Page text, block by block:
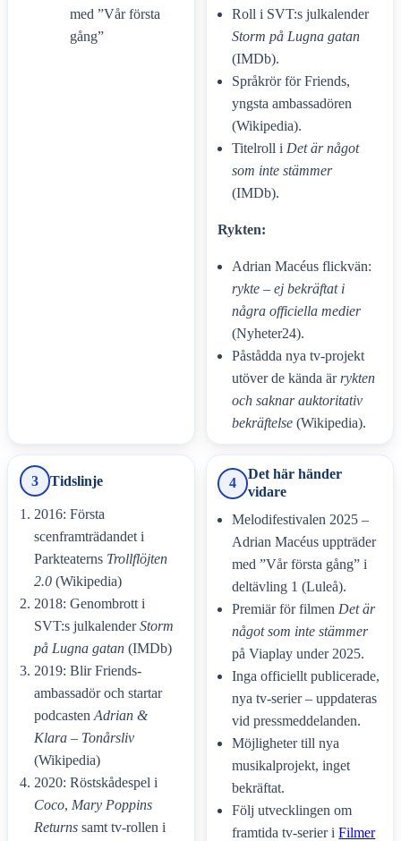
med ”Vår första
gång”
Roll i SVT:s julkalender
Storm på Lugna gatan
(IMDb).
Språkrör för Friends,
yngsta ambassadören
(Wikipedia).
Titelroll i Det är något
som inte stämmer
(IMDb).
Rykten:
Adrian Macéus flickvän:
rykte – ej bekräftat i
några officiella medier
(Nyheter24).
Påstådda nya tv-projekt
utöver de kända är rykten
och saknar auktoritativ
bekräftelse (Wikipedia).
3 Tidslinje
2016: Första
scenframträdandet i
Parkteaterns Trollflöjten
2.0(Wikipedia)
2018: Genombrott i
SVT:s julkalenderStorm
på Lugna gatan(IMDb)
2019: Blir Friends-
ambassadör och startar
podcasten Adrian &
Klara – Tonårsliv
(Wikipedia)
2020: Röstskådespel i
Coco, Mary Poppins
Returnssamt tv-rollen i
4
Det här händer
vidare
Melodifestivalen 2025 –
Adrian Macéus uppträder
med ”Vår första gång” i
deltävling 1 (Luleå).
Premiär för filmen Det är
något som inte stämmer
på Viaplay under 2025.
Inga officiellt publicerade,
nya tv-serier – uppdateras
vid pressmeddelanden.
Möjligheter till nya
musikalprojekt, inget
bekräftat.
Följ utvecklingen om
framtida tv-serier iFilmer